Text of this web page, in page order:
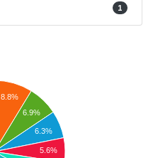
1
8.8%
6.9%
6.3%
5.6%